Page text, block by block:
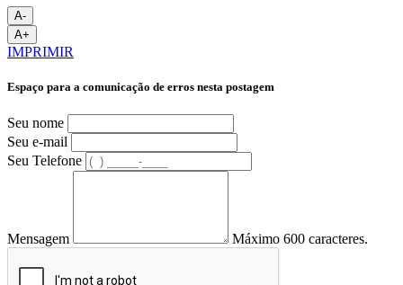
A-
A+
IMPRIMIR
Espaço para a comunicação de erros nesta postagem
Seu nome
Seu e-mail
Seu Telefone
Mensagem Máximo 600 caracteres.